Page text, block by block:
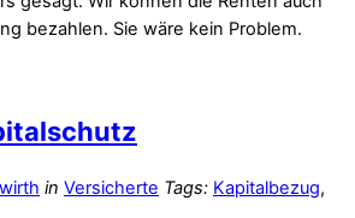
bezahlen. Sie wäre kein Problem.
in Versicherte Tags: Kapitalbezug,